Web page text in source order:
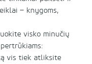
– knygoms,
visko minučių
vis tiek atliksite